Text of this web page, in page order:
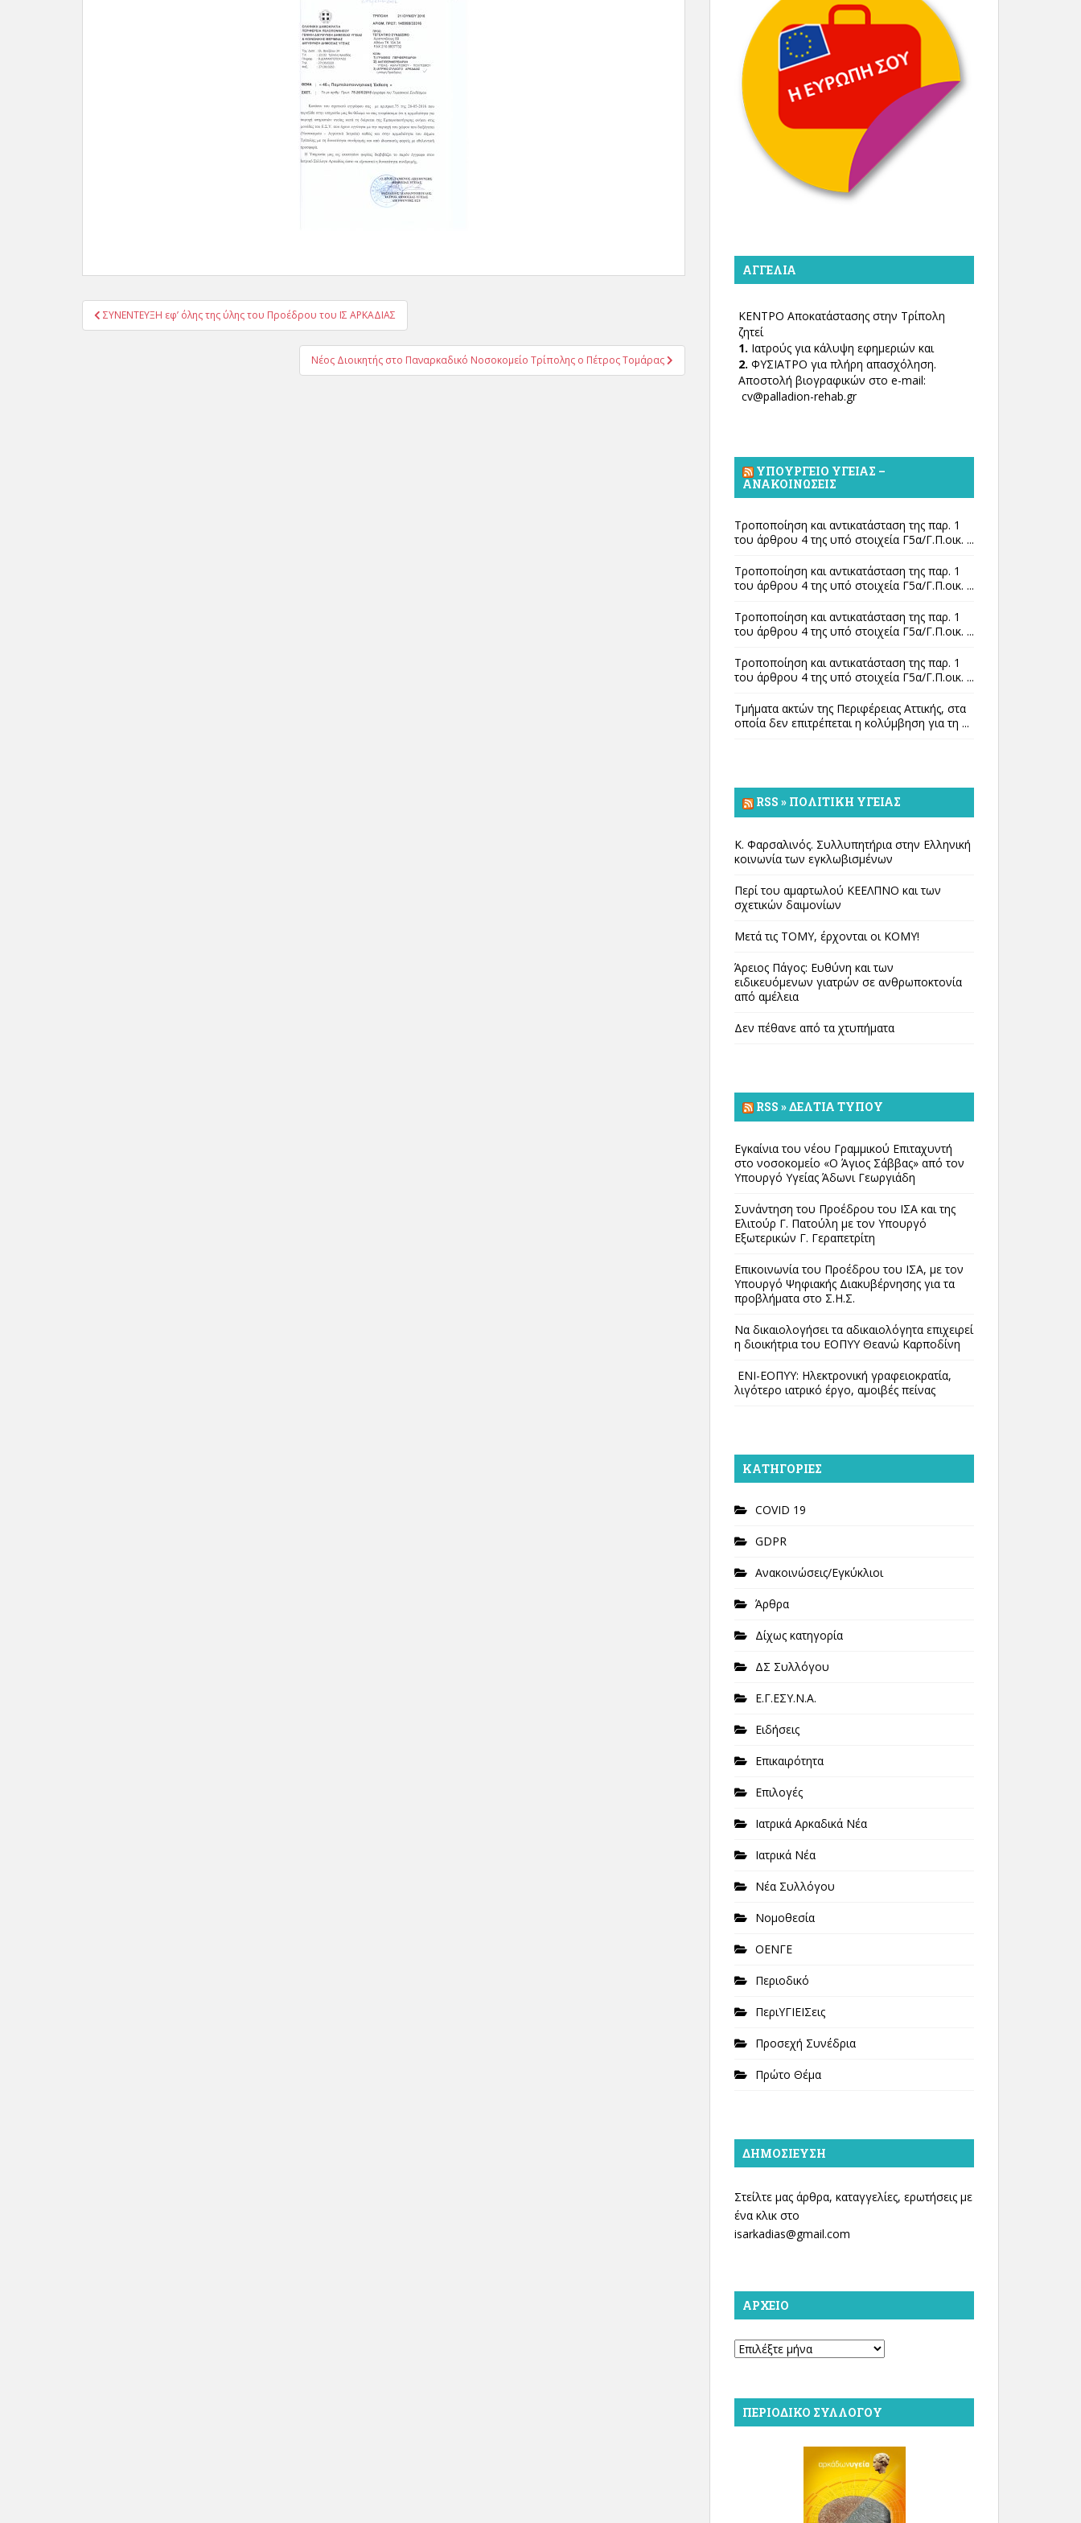
Πλοήγηση
άρθρων
ΣΥΝΕΝΤΕΥΞΗ εφ’ όλης της ύλης του Προέδρου του ΙΣ ΑΡΚΑΔΙΑΣ
Νέος Διοικητής στο Παναρκαδικό Νοσοκομείο Τρίπολης ο Πέτρος Τομάρας
ΑΓΓΕΛΊΑ
ΚΕΝΤΡΟ Αποκατάστασης στην Τρίπολη
ζητεί
1. Ιατρούς για κάλυψη εφημεριών και
2. ΦΥΣΙΑΤΡΟ για πλήρη απασχόληση.
Αποστολή βιογραφικών στο e-mail:
cv@palladion-rehab.gr
ΥΠΟΥΡΓΕΊΟ ΥΓΕΊΑΣ –
ΑΝΑΚΟΙΝΏΣΕΙΣ
Τροποποίηση και αντικατάσταση της παρ. 1
του άρθρου 4 της υπό στοιχεία Γ5α/Γ.Π.οικ. ...
Τροποποίηση και αντικατάσταση της παρ. 1
του άρθρου 4 της υπό στοιχεία Γ5α/Γ.Π.οικ. ...
Τροποποίηση και αντικατάσταση της παρ. 1
του άρθρου 4 της υπό στοιχεία Γ5α/Γ.Π.οικ. ...
Τροποποίηση και αντικατάσταση της παρ. 1
του άρθρου 4 της υπό στοιχεία Γ5α/Γ.Π.οικ. ...
Τμήματα ακτών της Περιφέρειας Αττικής, στα
οποία δεν επιτρέπεται η κολύμβηση για τη ...
RSS » ΠΟΛΙΤΙΚΉ ΥΓΕΊΑΣ
Κ. Φαρσαλινός. Συλλυπητήρια στην Ελληνική
κοινωνία των εγκλωβισμένων
Περί του αμαρτωλού ΚΕΕΛΠΝΟ και των
σχετικών δαιμονίων
Μετά τις ΤΟΜΥ, έρχονται οι ΚΟΜΥ!
Άρειος Πάγος: Ευθύνη και των
ειδικευόμενων γιατρών σε ανθρωποκτονία
από αμέλεια
Δεν πέθανε από τα χτυπήματα
RSS » ΔΕΛΤΊΑ ΤΎΠΟΥ
Εγκαίνια του νέου Γραμμικού Επιταχυντή
στο νοσοκομείο «Ο Άγιος Σάββας» από τον
Υπουργό Υγείας Άδωνι Γεωργιάδη
Συνάντηση του Προέδρου του ΙΣΑ και της
Ελιτούρ Γ. Πατούλη με τον Υπουργό
Εξωτερικών Γ. Γεραπετρίτη
Επικοινωνία του Προέδρου του ΙΣΑ, με τον
Υπουργό Ψηφιακής Διακυβέρνησης για τα
προβλήματα στο Σ.Η.Σ.
Να δικαιολογήσει τα αδικαιολόγητα επιχειρεί
η διοικήτρια του ΕΟΠΥΥ Θεανώ Καρποδίνη
ΕΝΙ-ΕΟΠΥΥ: Ηλεκτρονική γραφειοκρατία,
λιγότερο ιατρικό έργο, αμοιβές πείνας
KΑΤΗΓΟΡΊΕΣ
COVID 19
GDPR
Ανακοινώσεις/Εγκύκλιοι
Άρθρα
Δίχως κατηγορία
ΔΣ Συλλόγου
Ε.Γ.ΕΣΥ.Ν.Α.
Ειδήσεις
Επικαιρότητα
Επιλογές
Ιατρικά Αρκαδικά Νέα
Ιατρικά Νέα
Νέα Συλλόγου
Νομοθεσία
ΟΕΝΓΕ
Περιοδικό
ΠεριΥΓΙΕΙΣεις
Προσεχή Συνέδρια
Πρώτο Θέμα
ΔΗΜΟΣΊΕΥΣΗ
Στείλτε μας άρθρα, καταγγελίες, ερωτήσεις με
ένα κλικ στο
isarkadias@gmail.com
ΑΡΧΕΊΟ
Αρχείο
ΠΕΡΙΟΔΙΚΌ ΣΥΛΛΌΓΟΥ